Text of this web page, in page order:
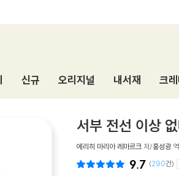
신규 오리지널 내서재 크
서부 전선 이상
에리히 마리아 레마르크 저/홍성광 역
9.7 (290건)